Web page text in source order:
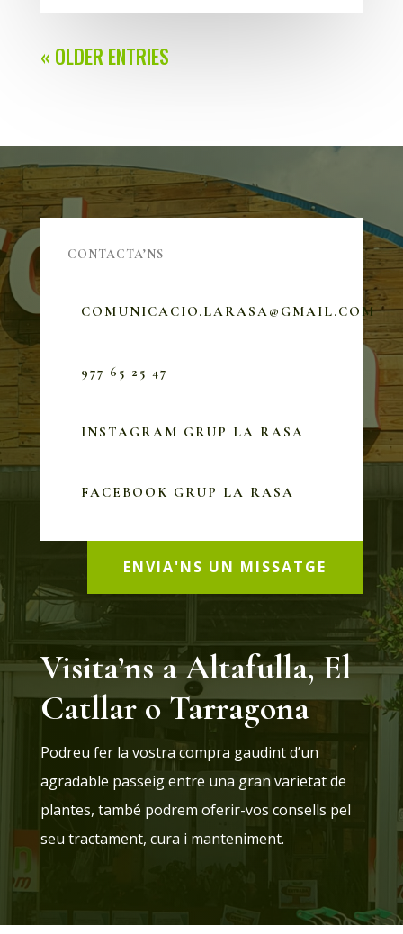
« OLDER ENTRIES
CONTACTA’NS
COMUNICACIO.LARASA@GMAIL.COM
977 65 25 47
INSTAGRAM GRUP LA RASA
FACEBOOK GRUP LA RASA
ENVIA'NS UN MISSATGE
Visita’ns a Altafulla, El
Catllar o Tarragona
Podreu fer la vostra compra gaudint d’un
agradable passeig entre una gran varietat de
plantes, també podrem oferir-vos consells pel
seu tractament, cura i manteniment.